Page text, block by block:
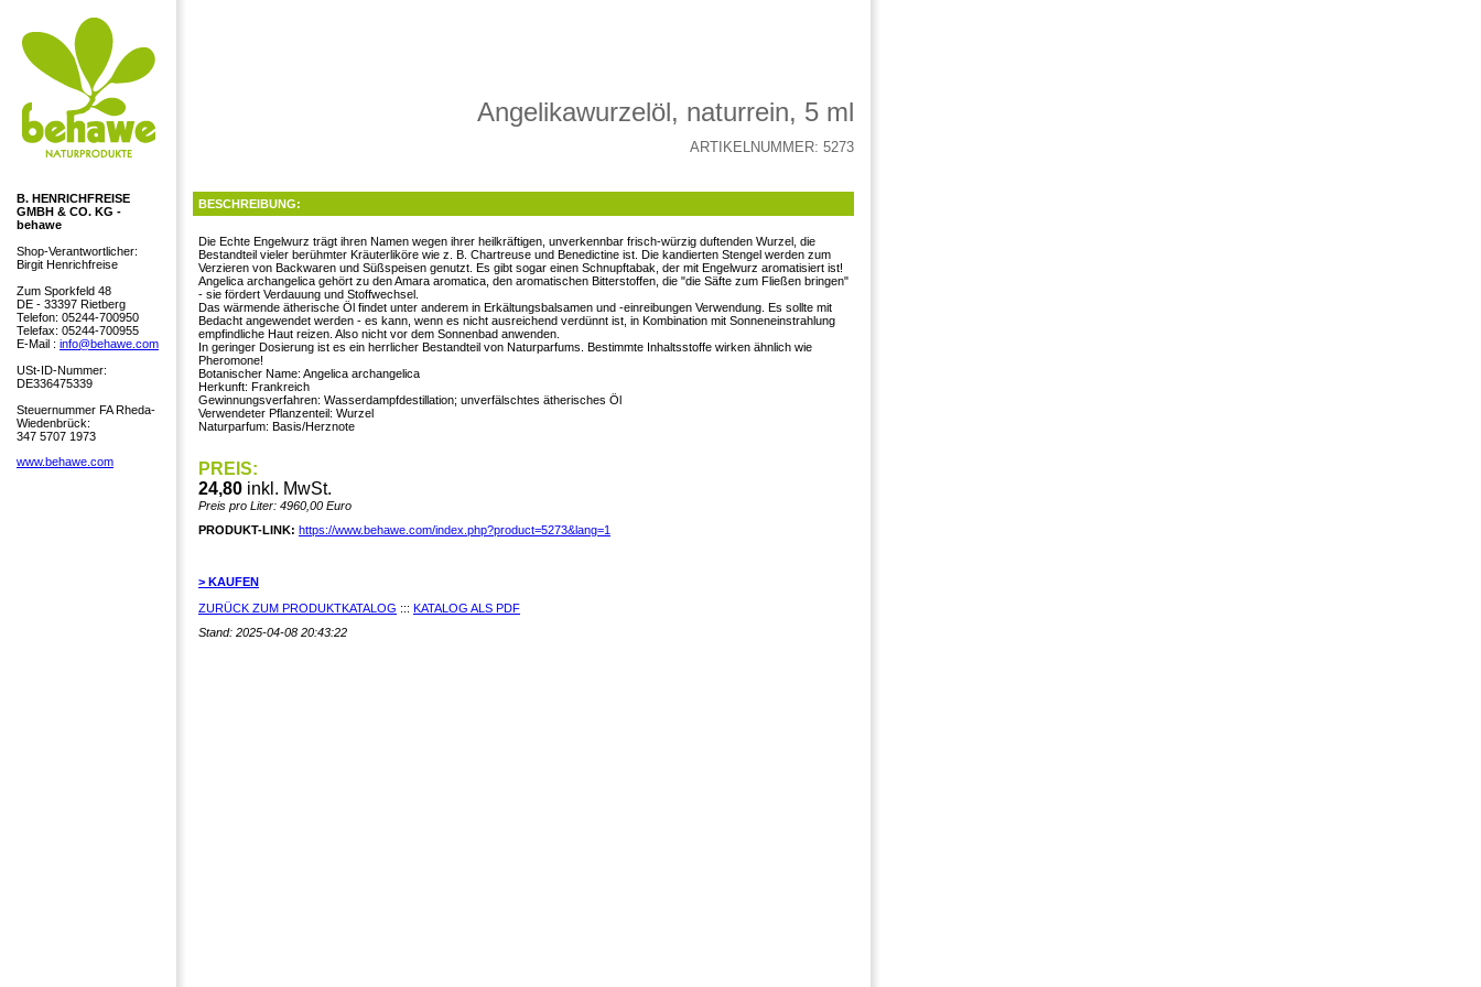
Angelikawurzelöl, naturrein, 5 ml
ARTIKELNUMMER: 5273
B. HENRICHFREISE
GMBH & CO. KG -
behawe
Shop-Verantwortlicher:
Birgit Henrichfreise
Zum Sporkfeld 48
DE - 33397 Rietberg
Telefon: 05244-700950
Telefax: 05244-700955
E-Mail : info@behawe.com
USt-ID-Nummer:
DE336475339
Steuernummer FA Rheda-
Wiedenbrück:
347 5707 1973
www.behawe.com
BESCHREIBUNG:
Die Echte Engelwurz trägt ihren Namen wegen ihrer heilkräftigen, unverkennbar frisch-würzig duftenden Wurzel, die
Bestandteil vieler berühmter Kräuterliköre wie z. B. Chartreuse und Benedictine ist. Die kandierten Stengel werden zum
Verzieren von Backwaren und Süßspeisen genutzt. Es gibt sogar einen Schnupftabak, der mit Engelwurz aromatisiert ist!
Angelica archangelica gehört zu den Amara aromatica, den aromatischen Bitterstoffen, die "die Säfte zum Fließen bringen"
- sie fördert Verdauung und Stoffwechsel.
Das wärmende ätherische Öl findet unter anderem in Erkältungsbalsamen und -einreibungen Verwendung. Es sollte mit
Bedacht angewendet werden - es kann, wenn es nicht ausreichend verdünnt ist, in Kombination mit Sonneneinstrahlung
empfindliche Haut reizen. Also nicht vor dem Sonnenbad anwenden.
In geringer Dosierung ist es ein herrlicher Bestandteil von Naturparfums. Bestimmte Inhaltsstoffe wirken ähnlich wie
Pheromone!
Botanischer Name: Angelica archangelica
Herkunft: Frankreich
Gewinnungsverfahren: Wasserdampfdestillation; unverfälschtes ätherisches Öl
Verwendeter Pflanzenteil: Wurzel
Naturparfum: Basis/Herznote
PREIS:
24,80 inkl. MwSt.
Preis pro Liter: 4960,00 Euro
PRODUKT-LINK: https://www.behawe.com/index.php?product=5273&lang=1
> KAUFEN
ZURÜCK ZUM PRODUKTKATALOG ::: KATALOG ALS PDF
Stand: 2025-04-08 20:43:22